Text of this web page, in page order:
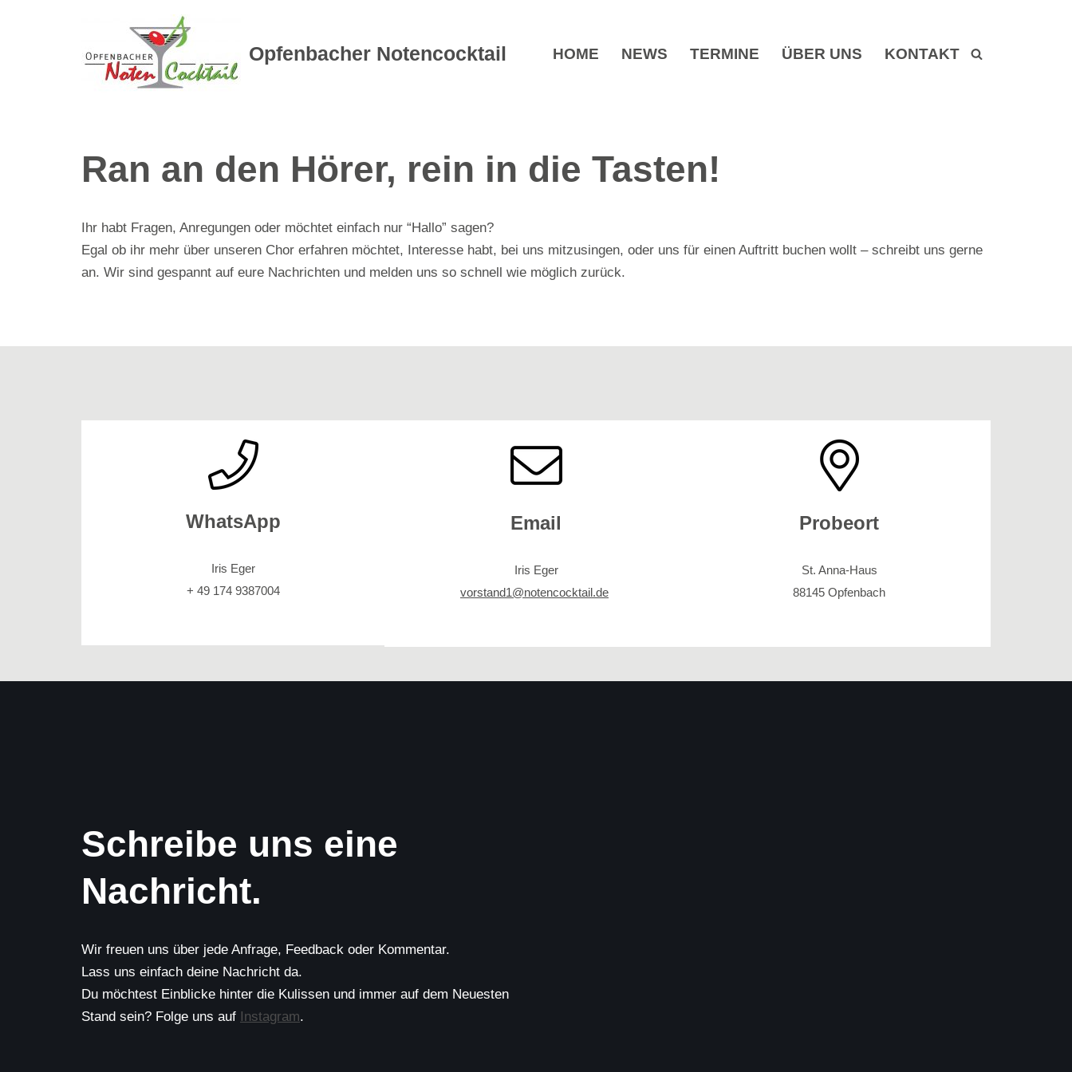
Opfenbacher Notencocktail HOME NEWS TERMINE ÜBER UNS KONTAKT
Ran an den Hörer, rein in die Tasten!
Ihr habt Fragen, Anregungen oder möchtet einfach nur “Hallo” sagen?
Egal ob ihr mehr über unseren Chor erfahren möchtet, Interesse habt, bei uns mitzusingen, oder uns für einen Auftritt buchen wollt – schreibt uns gerne
an. Wir sind gespannt auf eure Nachrichten und melden uns so schnell wie möglich zurück.
WhatsApp
Iris Eger
+ 49 174 9387004
Email
Iris Eger
vorstand1@notencocktail.de
Probeort
St. Anna-Haus
88145 Opfenbach
Schreibe uns eine
Nachricht.
Wir freuen uns über jede Anfrage, Feedback oder Kommentar.
Lass uns einfach deine Nachricht da.
Du möchtest Einblicke hinter die Kulissen und immer auf dem Neuesten
Stand sein? Folge uns auf Instagram.